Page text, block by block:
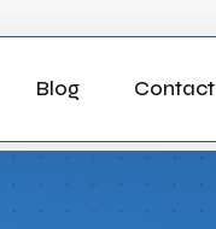
Blog Contact